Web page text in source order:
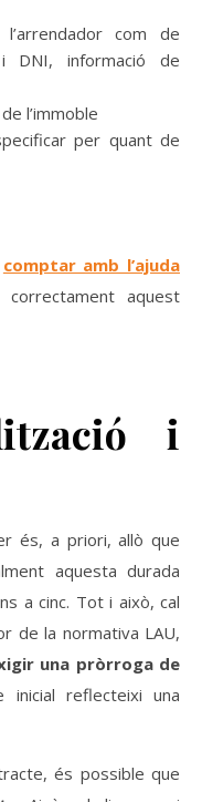
com de
i DNI, informació de
l’immoble
per quant de
comptar amb l’ajuda
aquest
i
és, a priori, allò que
aquesta durada
a cinc. Tot i això, cal
de la normativa LAU,
una pròrroga de
reflecteixi una
és possible que